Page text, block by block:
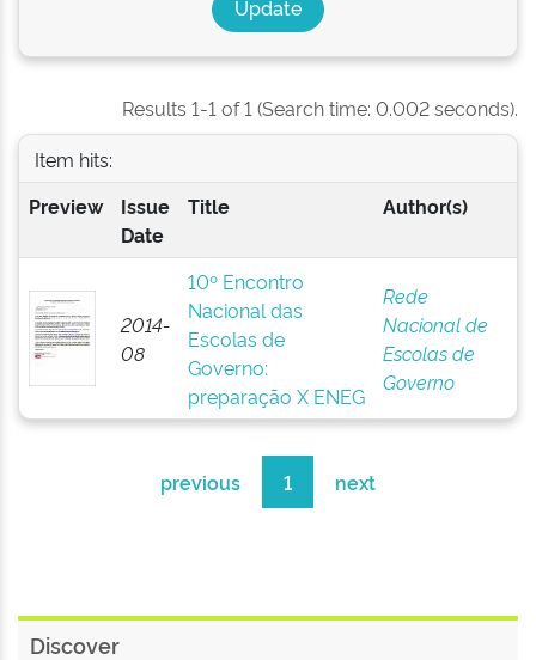
Results 1-1 of 1 (Search time: 0.002 seconds).
Item hits:
Preview
Issue
Date
Title Author(s)
2014-
08
10º Encontro
Nacional das
Escolas de
Governo:
preparação X ENEG
Rede
Nacional de
Escolas de
Governo
previous 1 next
Discover